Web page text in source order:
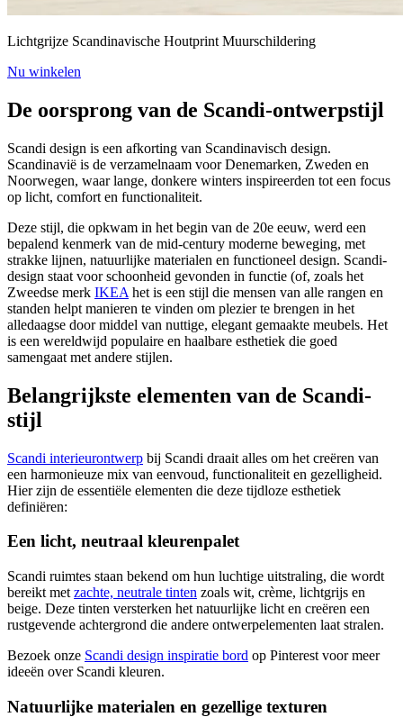
Lichtgrijze Scandinavische Houtprint Muurschildering
Nu winkelen
De oorsprong van de Scandi-ontwerpstijl
Scandi design is een afkorting van Scandinavisch design.
Scandinavië is de verzamelnaam voor Denemarken, Zweden en
Noorwegen, waar lange, donkere winters inspireerden tot een focus
op licht, comfort en functionaliteit.
Deze stijl, die opkwam in het begin van de 20e eeuw, werd een
bepalend kenmerk van de mid-century moderne beweging, met
strakke lijnen, natuurlijke materialen en functioneel design. Scandi-
design staat voor schoonheid gevonden in functie (of, zoals het
Zweedse merk IKEA het is een stijl die mensen van alle rangen en
standen helpt manieren te vinden om plezier te brengen in het
alledaagse door middel van nuttige, elegant gemaakte meubels. Het
is een wereldwijd populaire en haalbare esthetiek die goed
samengaat met andere stijlen.
Belangrijkste elementen van de Scandi-
stijl
Scandi interieurontwerp bij Scandi draait alles om het creëren van
een harmonieuze mix van eenvoud, functionaliteit en gezelligheid.
Hier zijn de essentiële elementen die deze tijdloze esthetiek
definiëren:
Een licht, neutraal kleurenpalet
Scandi ruimtes staan bekend om hun luchtige uitstraling, die wordt
bereikt met zachte, neutrale tinten zoals wit, crème, lichtgrijs en
beige. Deze tinten versterken het natuurlijke licht en creëren een
rustgevende achtergrond die andere ontwerpelementen laat stralen.
Bezoek onze Scandi design inspiratie bord op Pinterest voor meer
ideeën over Scandi kleuren.
Natuurlijke materialen en gezellige texturen